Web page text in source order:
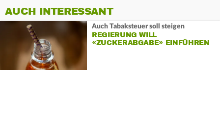
AUCH INTERESSANT
Auch Tabaksteuer soll steigen
REGIERUNG WILL
«ZUCKERABGABE» EINFÜHREN